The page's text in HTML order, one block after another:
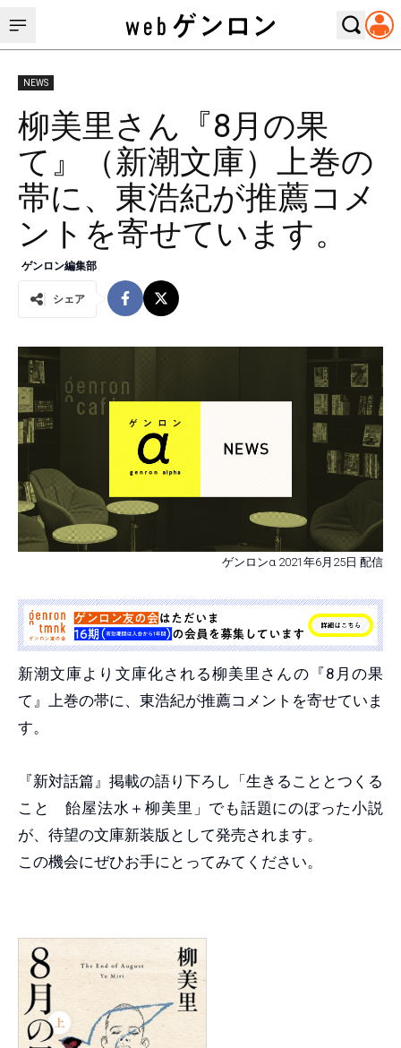
NEWS
柳美里さん『8月の果
て』（新潮文庫）上巻の
帯に、東浩紀が推薦コメ
ントを寄せています。
ゲンロン編集部
シェア
ゲンロンα 2021年6月25日 配信
新潮文庫より文庫化される柳美里さんの『8月の果
て』上巻の帯に、東浩紀が推薦コメントを寄せていま
す。
『新対話篇』掲載の語り下ろし「生きることとつくる
こと 飴屋法水＋柳美里」でも話題にのぼった小説
が、待望の文庫新装版として発売されます。
この機会にぜひお手にとってみてください。